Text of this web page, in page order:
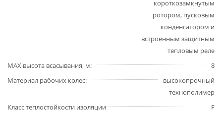
короткозамкнутым
ротором, пусковым
конденсатором и
встроенным защитным
тепловым реле
MAX высота всасывания, м
8
Материал рабочих колес
высокопрочный
технополимер
Класс теплостойкости изоляции
F